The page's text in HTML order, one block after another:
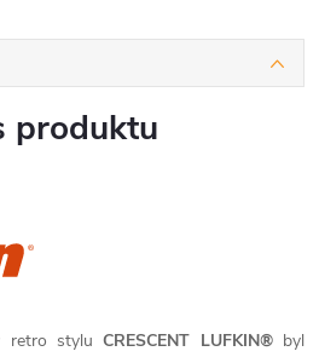
produktu
retro styluCRESCENT LUFKIN®byl